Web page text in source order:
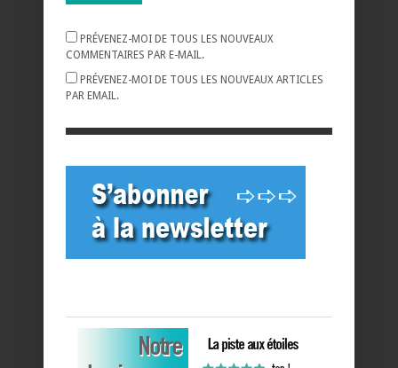
PRÉVENEZ-MOI DE TOUS LES NOUVEAUX
COMMENTAIRES PAR E-MAIL.
PRÉVENEZ-MOI DE TOUS LES NOUVEAUX ARTICLES
PAR EMAIL.